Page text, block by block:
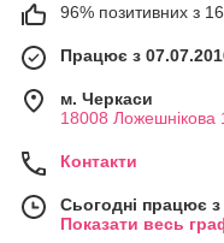
96% позитивних з
Працює з
м. Черкаси
18008 Ложешнікова
Контакти
Сьогодні працює
Показати весь